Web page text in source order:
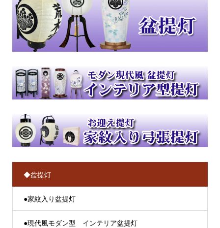
◆盆提灯
●家紋入り盆提灯
●現代風モダン型 インテリア盆提灯